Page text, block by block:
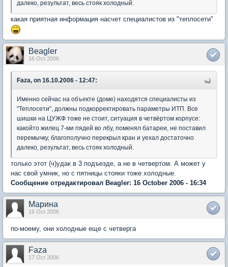
далеко, результат, весь стояк холодный.
какая приятная информация насчет специалистов из "теплосети"
Beagler
16 Oct 2006
Faza, on 16.10.2006 - 12:47:
Именно сейчас на объекте (доме) находятся специалисты из
"Теплосети", должны подкорректировать параметры ИТП. Все
шишки на ЦУЖФ тоже не стоит, ситуация в четвёртом корпусе:
какойто жилец 7-ми пядей во лбу, поменял батареи, не поставил
перемычку, благополучно перекрыл кран и уехал достаточно
далеко, результат, весь стояк холодный.
только этот (ч)удак в 3 подъезде, а не в четвертом. А может у
нас свой умник, но с пятницы стояки тоже холодные.
Сообщение отредактировал Beagler: 16 October 2006 - 16:34
Марина
16 Oct 2006
по-моему, они холодные еще с четверга
Faza
17 Oct 2006